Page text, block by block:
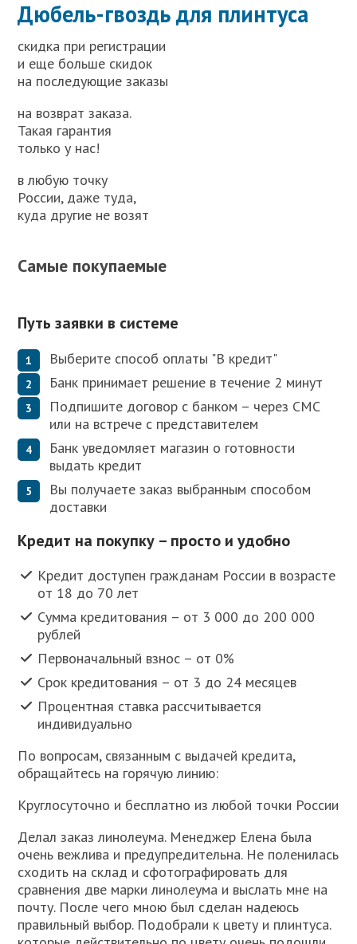
Дюбель-гвоздь для плинтуса
скидка при регистрации
и еще больше скидок
на последующие заказы
на возврат заказа.
Такая гарантия
только у нас!
в любую точку
России, даже туда,
куда другие не возят
Самые покупаемые
Путь заявки в системе
Выберите способ оплаты "В кредит"
Банк принимает решение в течение 2 минут
Подпишите договор с банком – через СМС
или на встрече с представителем
Банк уведомляет магазин о готовности
выдать кредит
Вы получаете заказ выбранным способом
доставки
Кредит на покупку – просто и удобно
Кредит доступен гражданам России в возрасте
от 18 до 70 лет
Сумма кредитования – от 3 000 до 200 000
рублей
Первоначальный взнос – от 0%
Срок кредитования – от 3 до 24 месяцев
Процентная ставка рассчитывается
индивидуально
По вопросам, связанным с выдачей кредита,
обращайтесь на горячую линию:
Круглосуточно и бесплатно из любой точки России
Делал заказ линолеума. Менеджер Елена была
очень вежлива и предупредительна. Не поленилась
сходить на склад и сфотографировать для
сравнения две марки линолеума и выслать мне на
почту. После чего мною был сделан надеюсь
правильный выбор. Подобрали к цвету и плинтуса.